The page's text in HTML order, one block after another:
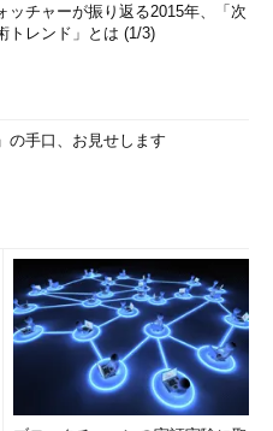
ッチャーが振り返る2015年、「次
トレンド」とは (1/3)
の手口、お見せします